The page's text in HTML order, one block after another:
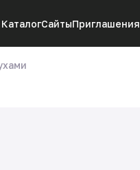
КаталогСайтыПриглашения